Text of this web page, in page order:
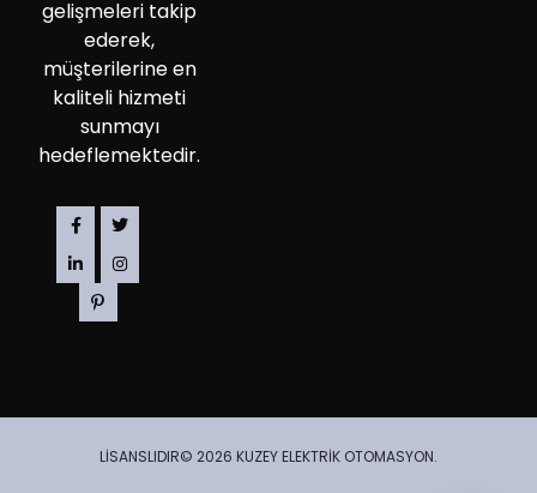
gelişmeleri takip
ederek,
müşterilerine en
kaliteli hizmeti
sunmayı
hedeflemektedir.
LİSANSLIDIR© 2026 KUZEY ELEKTRİK OTOMASYON.